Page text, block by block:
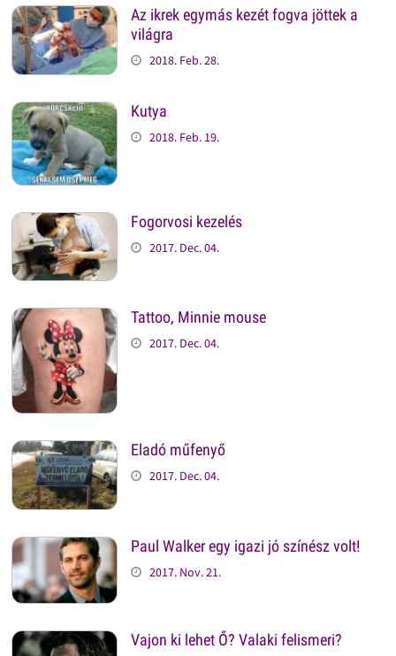
Az ikrek egymás kezét fogva jöttek a
világra
2018. Feb. 28.
Kutya
2018. Feb. 19.
Fogorvosi kezelés
2017. Dec. 04.
Tattoo, Minnie mouse
2017. Dec. 04.
Eladó műfenyő
2017. Dec. 04.
Paul Walker egy igazi jó színész volt!
2017. Nov. 21.
Vajon ki lehet Ő? Valaki felismeri?